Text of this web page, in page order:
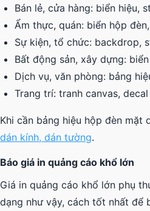
Bán lẻ, cửa hàng: biển hiệu,
Ẩm thực, quán: biển hộp
Sự kiện, tổ chức: backdrop,
Bất động sản, xây dựng:
Dịch vụ, văn phòng: bảng
Trang trí: tranh canvas,
Khi cần bảng hiệu hộp đèn mặt
dán kính, dán tường.
Báo giá in quảng cáo khổ lớn
Giá in quảng cáo khổ lớn phụ
dạng như vậy, cách tốt nhất để